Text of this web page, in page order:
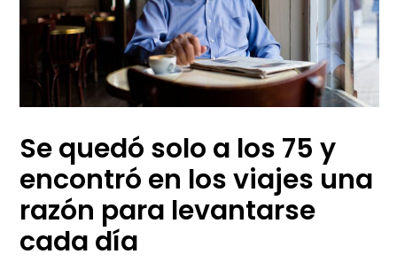
Se quedó solo a los 75 y
encontró en los viajes una
razón para levantarse
cada día